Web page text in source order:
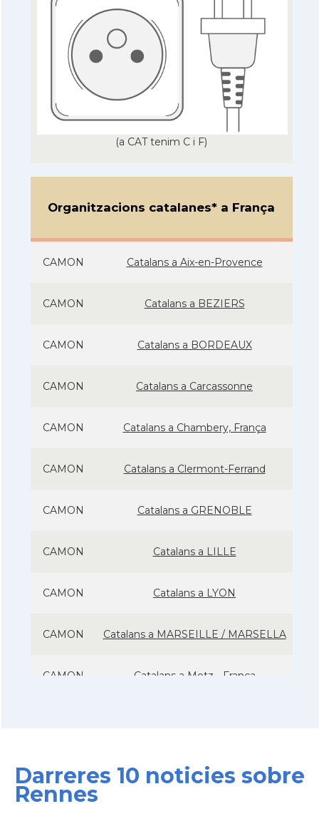
(a CAT tenim C i F)
Organitzacions catalanes* a França
CAMON Catalans a Aix-en-Provence
CAMON Catalans a BEZIERS
CAMON Catalans a BORDEAUX
CAMON Catalans a Carcassonne
CAMON Catalans a Chambery, França
CAMON Catalans a Clermont-Ferrand
CAMON Catalans a GRENOBLE
CAMON Catalans a LILLE
CAMON Catalans a LYON
CAMON Catalans a MARSEILLE / MARSELLA
CAMON Catalans a Metz - França
CAMON
Darreres 10 noticies sobre
Rennes